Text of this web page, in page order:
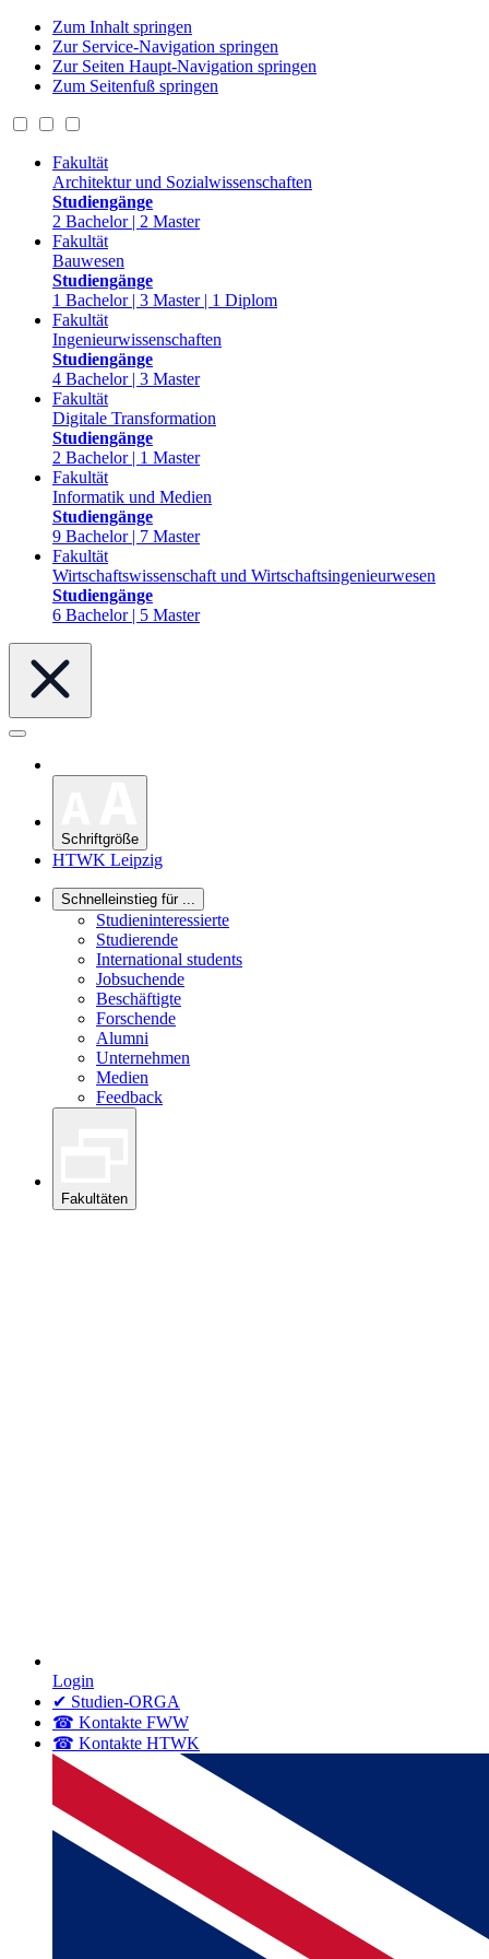
Zum Inhalt springen
Zur Service-Navigation springen
Zur Seiten Haupt-Navigation springen
Zum Seitenfuß springen
Fakultät
Architektur und Sozialwissenschaften
Studiengänge
2 Bachelor | 2 Master
Fakultät
Bauwesen
Studiengänge
1 Bachelor | 3 Master | 1 Diplom
Fakultät
Ingenieurwissenschaften
Studiengänge
4 Bachelor | 3 Master
Fakultät
Digitale Transformation
Studiengänge
2 Bachelor | 1 Master
Fakultät
Informatik und Medien
Studiengänge
9 Bachelor | 7 Master
Fakultät
Wirtschaftswissenschaft und Wirtschaftsingenieurwesen
Studiengänge
6 Bachelor | 5 Master
Schriftgröße
HTWK Leipzig
Schnelleinstieg für ...
Studieninteressierte
Studierende
International students
Jobsuchende
Beschäftigte
Forschende
Alumni
Unternehmen
Medien
Feedback
Fakultäten
Login
✔ Studien-ORGA
☎ Kontakte FWW
☎ Kontakte HTWK